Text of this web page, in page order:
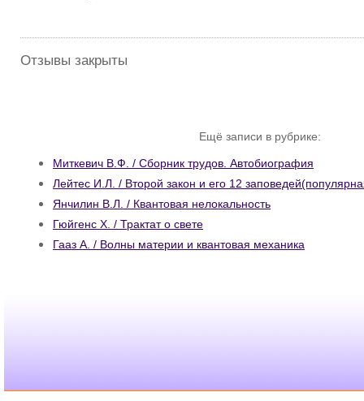
Отзывы закрыты
Ещё записи в рубрике:
Миткевич В.Ф. / Сборник трудов. Автобиография
Лейтес И.Л. / Второй закон и его 12
Янчилин В.Л. / Квантовая нелокальность
Гюйгенс Х. / Трактат о свете
Гааз А. / Волны материи и квантовая механика